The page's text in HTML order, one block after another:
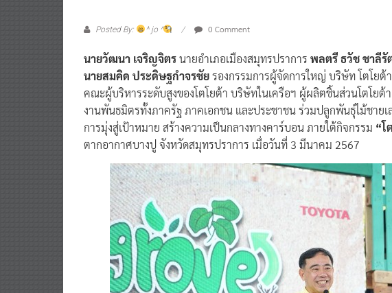
Posted By: ^ jo ^ 0 Comment
นายวัฒนา เจริญจิตรนายอำเภอเมืองสมุทรปราการ พลตรี ธวัช ชาลีรั
นายสมคิด ประดิษฐกำจรชัยรองกรรมการผู้จัดการใหญ่ บริษัท โตโยต้
คณะผู้บริหารระดับสูงของโตโยต้า บริษัทในเครือฯ ผู้ผลิตชิ้นส่วนโตโย
งานพันธมิตรทั้งภาครัฐ ภาคเอกชน และประชาชน ร่วมปลูกพันธุ์ไม้ชาย
การมุ่งสู่เป้าหมาย สร้างความเป็นกลางทางคาร์บอน ภายใต้กิจกรรม “โ
ตากอากาศบางปู จังหวัดสมุทรปราการ เมื่อวันที่ 3 มีนาคม 2567